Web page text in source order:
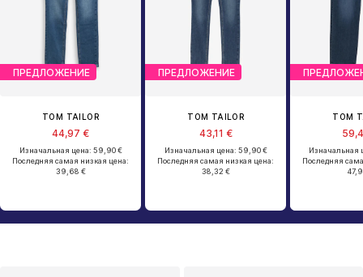
ПРЕДЛОЖЕНИЕ
TOM TAILOR
44,97 €
Изначальная цена: 59,90 €
Последняя самая низкая цена:
39,68 €
ПРЕДЛОЖЕНИЕ
TOM TAILOR
43,11 €
Изначальная цена: 59,90 €
Последняя самая низкая цена:
38,32 €
TOM
Изначальная
Последняя